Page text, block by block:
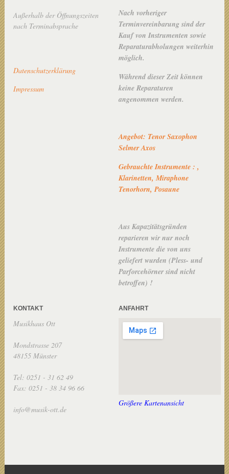
Außerhalb der Öffnungszeiten
nach Terminabsprache
Datenschutzerklärung
Impressum
Nach vorheriger
Terminvereinbarung sind der
Kauf von Instrumenten sowie
Reparaturabholungen weiterhin
möglich.
Während dieser Zeit können
keine Reparaturen
angenommen werden.
Angebot: Tenor Saxophon
Selmer Axos
Gebrauchte Instrumente : ,
Klarinetten, Miraphone
Tenorhorn, Posaune
Aus Kapazitätsgründen
reparieren wir nur noch
Instrumente die von uns
geliefert wurden (Pless- und
Parforcehörner sind nicht
betroffen) !
KONTAKT
Musikhaus Ott
Mondstrasse 207
48155 Münster
Tel: 0251 - 31 62 49
Fax: 0251 - 38 34 96 66
info@musik-ott.de
ANFAHRT
Größere Kartenansicht